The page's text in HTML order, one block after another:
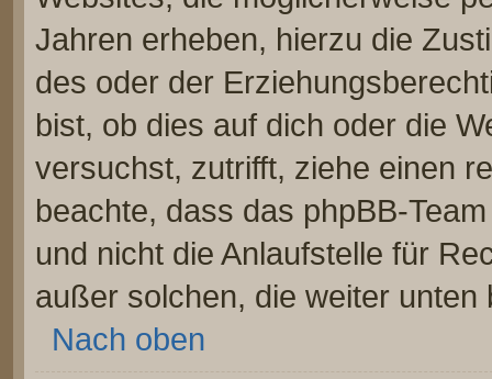
Jahren erheben, hierzu die
des oder der
bist, ob dies auf dich oder die
versuchst, zutrifft, ziehe einen
beachte, dass das phpBB-
und nicht die Anlaufstelle für
außer solchen, die weiter unten
Nach oben